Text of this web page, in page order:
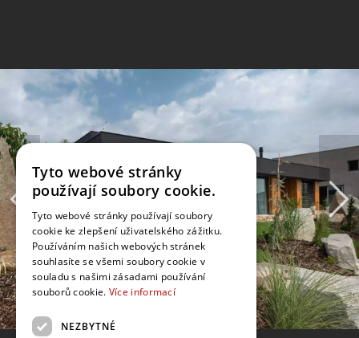
Tyto webové stránky
používají soubory cookie.
Tyto webové stránky používají soubory
cookie ke zlepšení uživatelského zážitku.
Používáním našich webových stránek
souhlasíte se všemi soubory cookie v
souladu s našimi zásadami používání
souborů cookie. Více informací
NEZBYTNÉ